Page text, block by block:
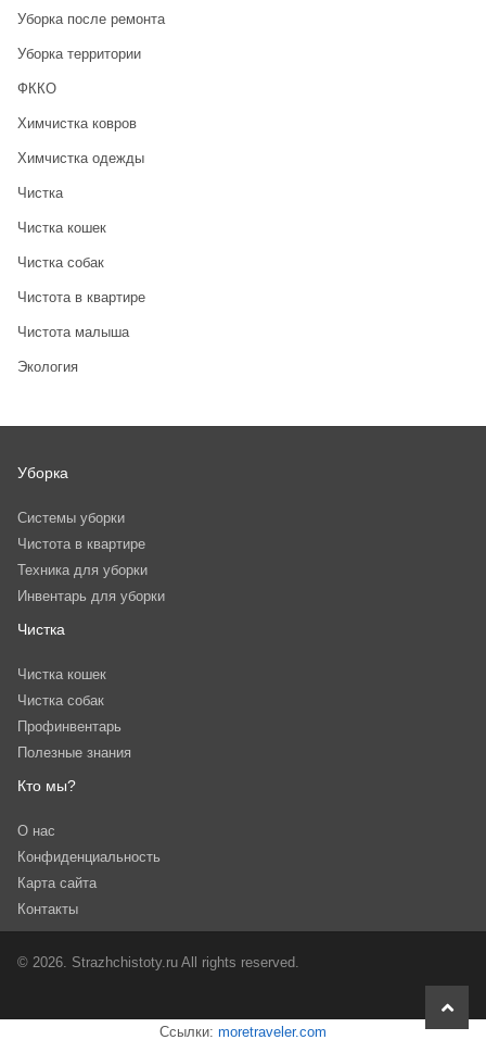
Уборка после ремонта
Уборка территории
ФККО
Химчистка ковров
Химчистка одежды
Чистка
Чистка кошек
Чистка собак
Чистота в квартире
Чистота малыша
Экология
Уборка
Системы уборки
Чистота в квартире
Техника для уборки
Инвентарь для уборки
Чистка
Чистка кошек
Чистка собак
Профинвентарь
Полезные знания
Кто мы?
О нас
Конфиденциальность
Карта сайта
Контакты
© 2026. Strazhchistoty.ru All rights reserved.
Ссылки: moretraveler.com